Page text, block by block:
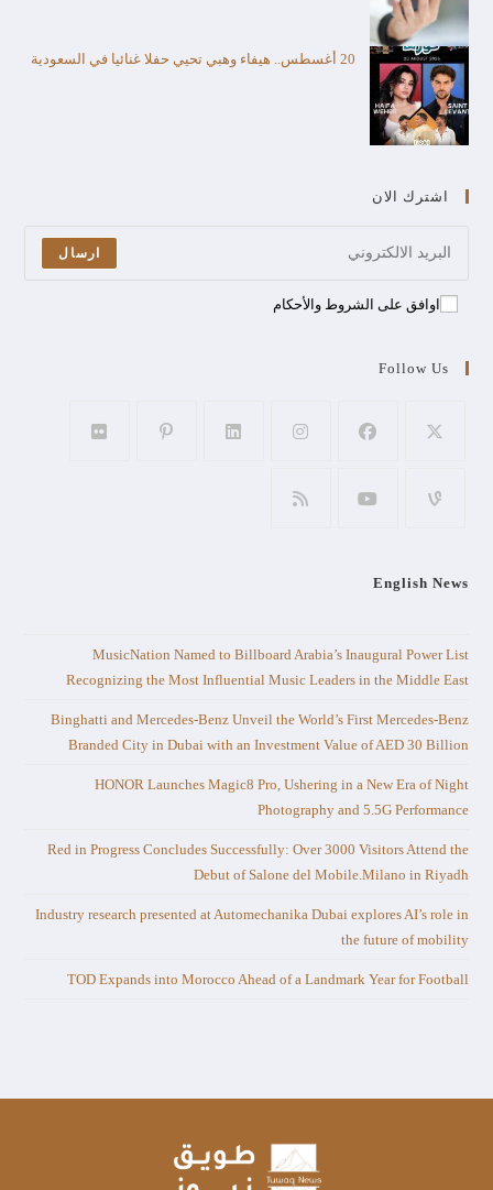
20 أغسطس.. هيفاء وهبي تحيي حفلا غنائيا في السعودية
اشترك الان
ارسال
اوافق على الشروط والأحكام
Follow Us
English News
MusicNation Named to Billboard Arabia’s Inaugural Power List
Recognizing the Most Influential Music Leaders in the Middle East
Binghatti and Mercedes-Benz Unveil the World’s First Mercedes-Benz
Branded City in Dubai with an Investment Value of AED 30 Billion
HONOR Launches Magic8 Pro, Ushering in a New Era of Night
Photography and 5.5G Performance
Red in Progress Concludes Successfully: Over 3000 Visitors Attend the
Debut of Salone del Mobile.Milano in Riyadh
Industry research presented at Automechanika Dubai explores AI’s role in
the future of mobility
TOD Expands into Morocco Ahead of a Landmark Year for Football